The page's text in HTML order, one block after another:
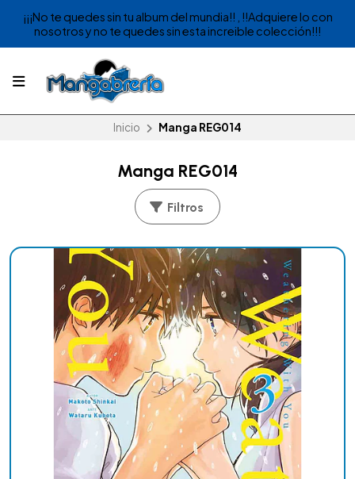
¡¡¡No te quedes sin tu album del mundia!! , !!Adquiere lo con
nosotros y no te quedes sin esta increible colección!!!
Inicio Manga REG014
Manga REG014
Filtros